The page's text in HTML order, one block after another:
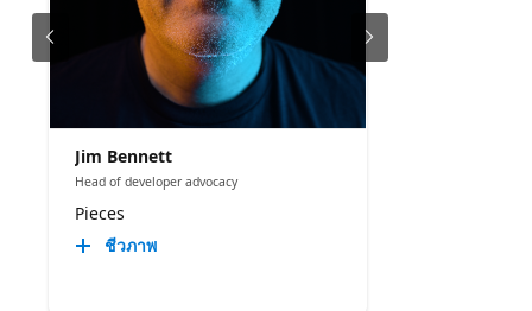
Jim Bennett
Head of developer advocacy
Pieces
ชีวภาพ